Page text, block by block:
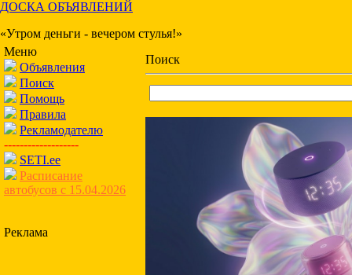
ДОСКА ОБЪЯВЛЕНИЙ
«Утром деньги - вечером стулья!»
Меню
Объявления
Поиск
Помощь
Правила
Рекламодателю
-------------------
SETI.ee
Расписание
автобусов с 15.04.2026
Реклама
Поиск